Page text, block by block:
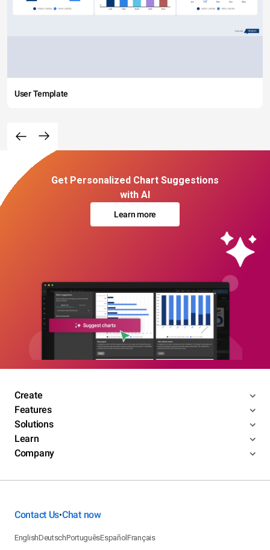
User Template
Get Personalized Chart Suggestions
with AI
Learn more
Create
Features
Solutions
Learn
Company
Contact Us•Chat now
EnglishDeutschPortuguêsEspañolFrançais